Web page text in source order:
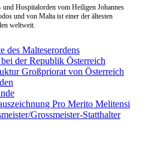
und Hospitalorden vom Heiligen Johannes
und von Malta ist einer der ältesten
weltweit.
des Malteserordens
der Republik Österreich
Großpriorat von Österreich
Pro Merito Melitensi
Grossmeister-Statthalter